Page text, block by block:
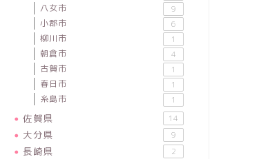
八女市 9
小郡市 6
柳川市 1
朝倉市 4
古賀市 1
春日市 1
糸島市 1
佐賀県 14
大分県 9
長崎県 2